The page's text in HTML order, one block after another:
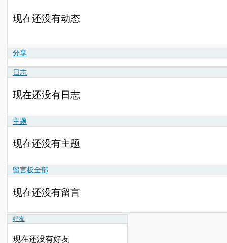
现在还没有动态
分享
日志
现在还没有日志
主题
现在还没有主题
留言板全部
现在还没有留言
好友
现在还没有好友